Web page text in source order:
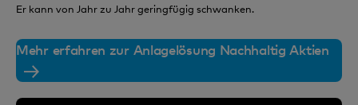
Er kann von Jahr zu Jahr geringfügig schwanken.
Mehr erfahren zur Anlagelösung Nachhaltig Aktien